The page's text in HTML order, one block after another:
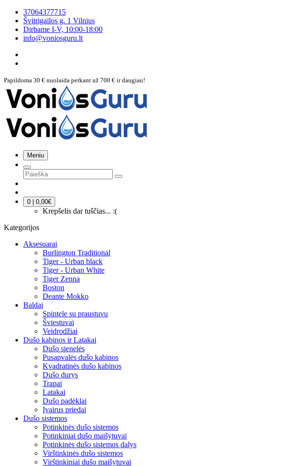
37064377715
Švitrigailos g. 1 Vilnius
Dirbame I-V, 10:00-18:00
info@voniosguru.lt
Papildoma 30 € nuolaida perkant už 700 € ir daugiau!
Meniu
0 | 0,00€
Krepšelis dar tuščias... :(
Kategorijos
Aksesuarai
Burlington Traditional
Tiger - Urban black
Tiger - Urban White
Tiger Zenna
Boston
Deante Mokko
Baldai
Spintele su praustuvu
Šviestuvai
Veidrodžiai
Dušo kabinos ir Latakai
Dušo sienelės
Pusapvalės dušo kabinos
Kvadratinės dušo kabinos
Dušo durys
Trapai
Latakai
Dušo padėklai
Įvairus priedai
Dušo sistemos
Potinkinės dušo sistemos
Potinkiniai dušo maišytuvai
Potinkinės dušo sistemos dalys
Virštinkinės dušo sistemos
Virštinkiniai dušo maišytuvai